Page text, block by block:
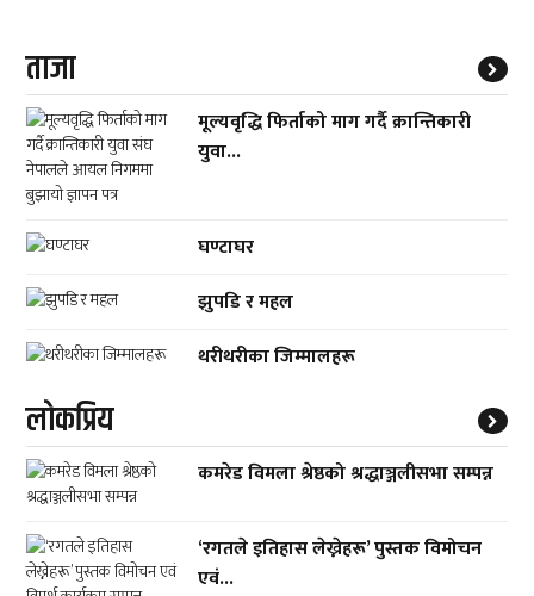
ताजा
मूल्यवृद्धि फिर्ताको माग गर्दै क्रान्तिकारी
युवा...
घण्टाघर
झुपडि र महल
थरीथरीका जिम्मालहरू
लाेकप्रिय
कमरेड विमला श्रेष्ठको श्रद्धाञ्जलीसभा सम्पन्न
‘रगतले इतिहास लेख्नेहरू’ पुस्तक विमोचन
एवं...